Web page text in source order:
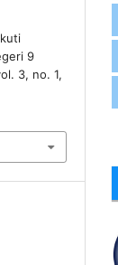
9
3, no. 1,